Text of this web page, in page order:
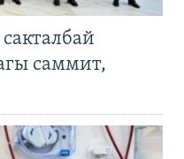
саммит,